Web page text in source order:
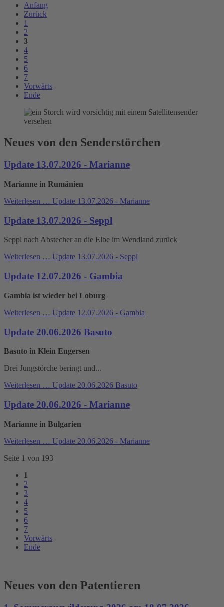
Anfang
Zurück
1
2
3
4
5
6
7
Vorwärts
Ende
Neues von den Senderstörchen
Update 13.07.2026 - Marianne
Marianne in Rumänien
Weiterlesen … Update 13.07.2026 - Marianne
Update 13.07.2026 - Seppl
Seppl nach Abstecher an die Elbe im Wendland zurück
Weiterlesen … Update 13.07.2026 - Seppl
Update 12.07.2026 - Gambia
Gambia ist wieder bei Loburg
Weiterlesen … Update 12.07.2026 - Gambia
Update 20.06.2026 Basuto
Basuto in Klein Engersen
Drei Jungstörche beringt und...
Weiterlesen … Update 20.06.2026 Basuto
Update 20.06.2026 - Marianne
Marianne in Bulgarien
Weiterlesen … Update 20.06.2026 - Marianne
Seite 1 von 193
1
2
3
4
5
6
7
Vorwärts
Ende
Neues von den Patentieren